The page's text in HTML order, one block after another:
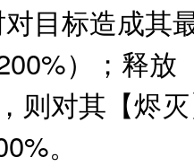
目标造成其
）；释放
对其【烬灭
。